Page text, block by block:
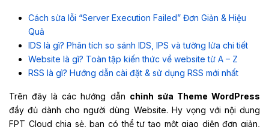
Cách sửa lỗi “Server Execution Failed” Đơn Giản & Hiệu
Quả
IDS là gì? Phân tích so sánh IDS, IPS và tường lửa chi tiết
Website là gì? Toàn tập kiến thức về website từ A – Z
RSS là gì? Hướng dẫn cài đặt & sử dụng RSS mới nhất
Trên đây là các hướng dẫn chỉnh sửa Theme WordPress
đầy đủ dành cho người dùng Website. Hy vọng với nội dung
FPT Cloud chia sẻ, bạn có thể tự tạo một giao diện đơn giản,